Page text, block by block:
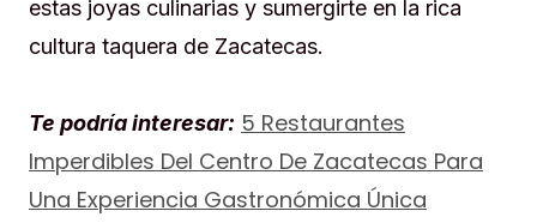
estas joyas culinarias y sumergirte en la rica
cultura taquera de Zacatecas.
Te podría interesar: 5 Restaurantes
Imperdibles Del Centro De Zacatecas Para
Una Experiencia Gastronómica Única